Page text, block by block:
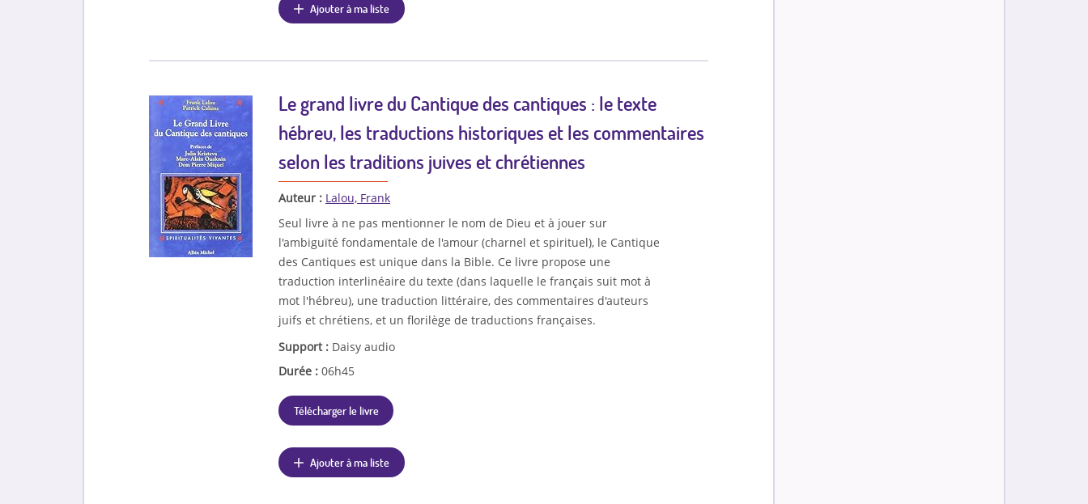
Ajouter à ma liste
Le grand livre du Cantique des cantiques : le texte
hébreu, les traductions historiques et les commentaires
selon les traditions juives et chrétiennes
Auteur : Lalou, Frank
Seul livre à ne pas mentionner le nom de Dieu et à jouer sur
l'ambiguïté fondamentale de l'amour (charnel et spirituel), le Cantique
des Cantiques est unique dans la Bible. Ce livre propose une
traduction interlinéaire du texte (dans laquelle le français suit mot à
mot l'hébreu), une traduction littéraire, des commentaires d'auteurs
juifs et chrétiens, et un florilège de traductions françaises.
Support : Daisy audio
Durée : 06h45
Télécharger le livre
Ajouter à ma liste